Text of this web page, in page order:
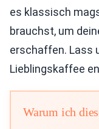
es klassisch
brauchst, um
erschaffen. Lass
Lieblingskaffee
Warum ich